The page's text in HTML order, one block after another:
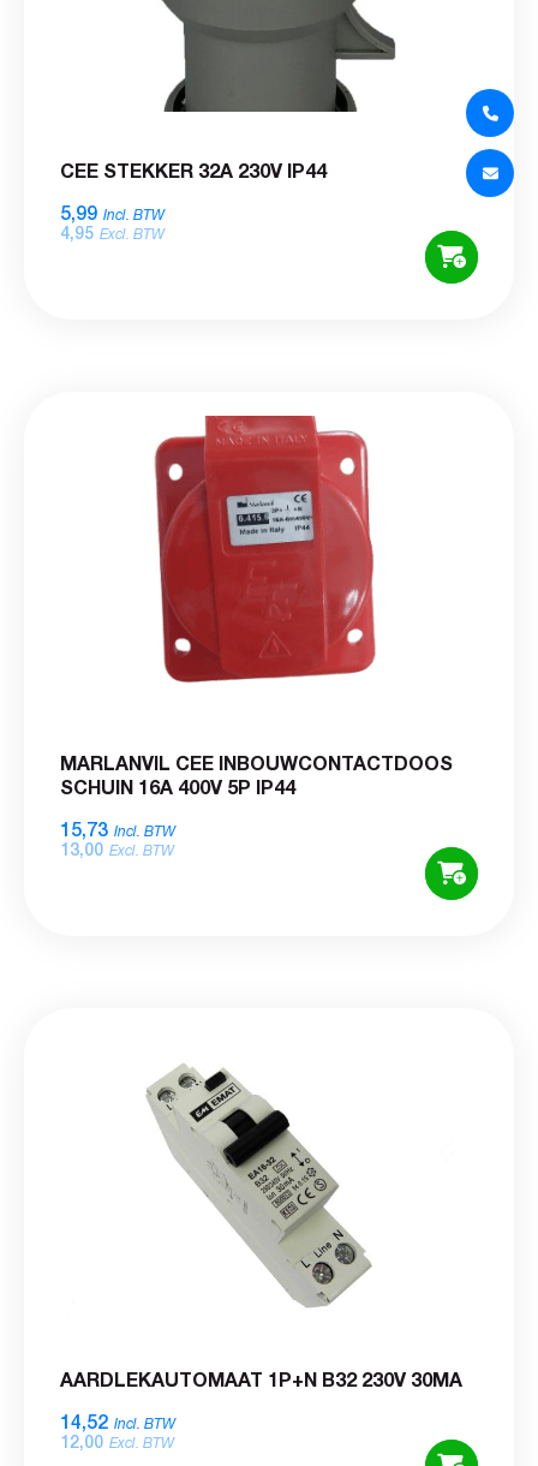
CEE STEKKER 32A 230V IP44
5,99 Incl. BTW
4,95 Excl. BTW
MARLANVIL CEE INBOUWCONTACTDOOS
SCHUIN 16A 400V 5P IP44
15,73 Incl. BTW
13,00 Excl. BTW
AARDLEKAUTOMAAT 1P+N B32 230V 30MA
14,52 Incl. BTW
12,00 Excl. BTW